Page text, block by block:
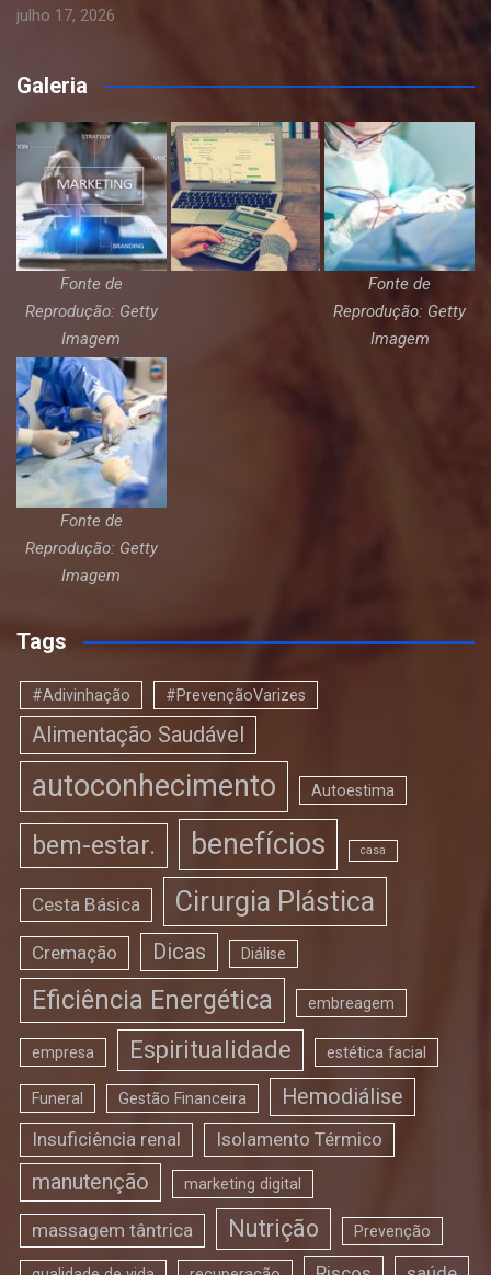
julho 17, 2026
Galeria
Fonte de
Reprodução: Getty
Imagem
Fonte de
Reprodução: Getty
Imagem
Fonte de
Reprodução: Getty
Imagem
Tags
#Adivinhação #PrevençãoVarizes
Alimentação Saudável
autoconhecimento Autoestima
bem-estar. benefícios casa
Cesta Básica Cirurgia Plástica
Cremação Dicas Diálise
Eficiência Energética embreagem
empresa Espiritualidade estética facial
Funeral Gestão Financeira Hemodiálise
Insuficiência renal Isolamento Térmico
manutenção marketing digital
massagem tântrica Nutrição Prevenção